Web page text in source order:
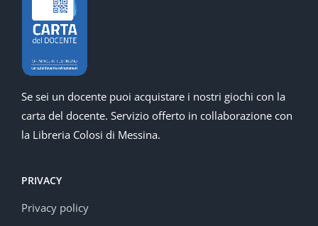
Se sei un docente puoi acquistare i nostri giochi con la
carta del docente. Servizio offerto in collaborazione con
la Libreria Colosi di Messina.
PRIVACY
Privacy policy